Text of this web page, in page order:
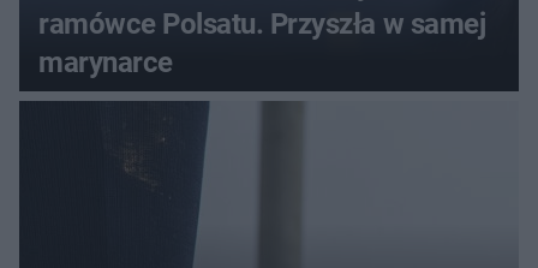
ramówce Polsatu. Przyszła w samej
marynarce